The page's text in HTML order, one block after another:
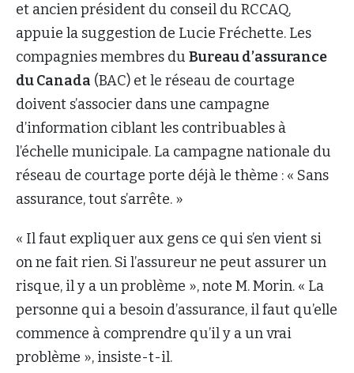
et ancien président du conseil du RCCAQ,
appuie la suggestion de Lucie Fréchette. Les
compagnies membres du Bureau d’assurance
du Canada (BAC) et le réseau de courtage
doivent s’associer dans une campagne
d’information ciblant les contribuables à
l’échelle municipale. La campagne nationale du
réseau de courtage porte déjà le thème : « Sans
assurance, tout s’arrête. »
« Il faut expliquer aux gens ce qui s’en vient si
on ne fait rien. Si l’assureur ne peut assurer un
risque, il y a un problème », note M. Morin. « La
personne qui a besoin d’assurance, il faut qu’elle
commence à comprendre qu’il y a un vrai
problème », insiste-t-il.